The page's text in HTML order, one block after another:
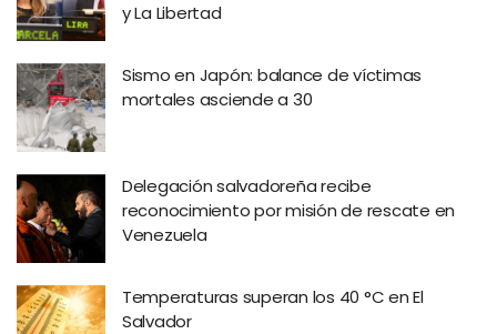
y La Libertad
Sismo en Japón: balance de víctimas
mortales asciende a 30
Delegación salvadoreña recibe
reconocimiento por misión de rescate en
Venezuela
Temperaturas superan los 40 °C en El
Salvador